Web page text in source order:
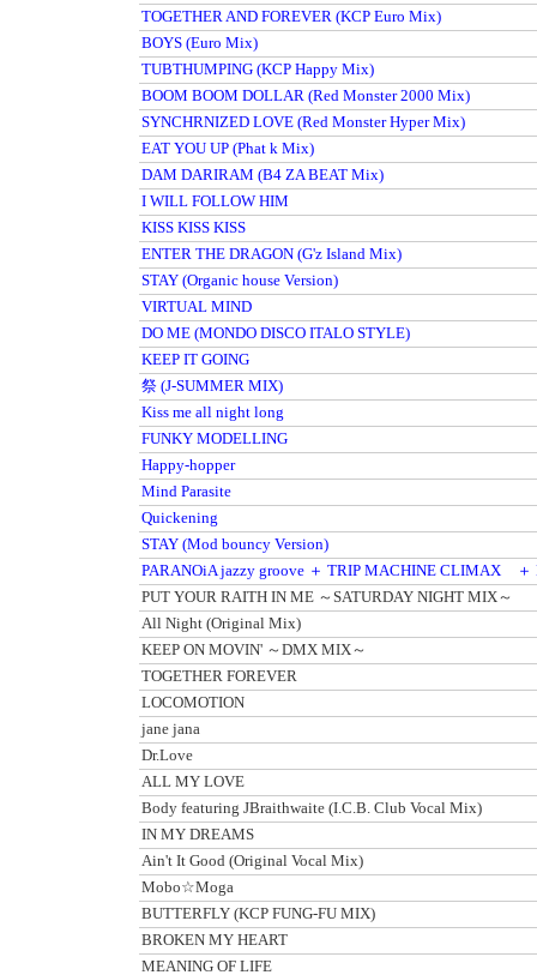
TOGETHER AND FOREVER (KCP Euro Mix)
BOYS (Euro Mix)
TUBTHUMPING (KCP Happy Mix)
BOOM BOOM DOLLAR (Red Monster 2000 Mix)
SYNCHRNIZED LOVE (Red Monster Hyper Mix)
EAT YOU UP (Phat k Mix)
DAM DARIRAM (B4 ZA BEAT Mix)
I WILL FOLLOW HIM
KISS KISS KISS
ENTER THE DRAGON (G'z Island Mix)
STAY (Organic house Version)
VIRTUAL MIND
DO ME (MONDO DISCO ITALO STYLE)
KEEP IT GOING
祭 (J-SUMMER MIX)
Kiss me all night long
FUNKY MODELLING
Happy-hopper
Mind Parasite
Quickening
STAY (Mod bouncy Version)
PARANOiA jazzy groove ＋ TRIP MACHINE CLIMAX ＋
PUT YOUR RAITH IN ME ～SATURDAY NIGHT MIX～
All Night (Original Mix)
KEEP ON MOVIN' ～DMX MIX～
TOGETHER FOREVER
LOCOMOTION
jane jana
Dr.Love
ALL MY LOVE
Body featuring JBraithwaite (I.C.B. Club Vocal Mix)
IN MY DREAMS
Ain't It Good (Original Vocal Mix)
Mobo☆Moga
BUTTERFLY (KCP FUNG-FU MIX)
BROKEN MY HEART
MEANING OF LIFE